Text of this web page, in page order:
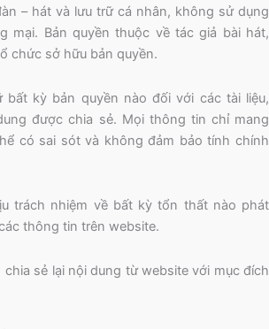
– hát và lưu trữ cá nhân, không sử dụng
mại. Bản quyền thuộc về tác giả bài hát,
chức sở hữu bản quyền.
bất kỳ bản quyền nào đối với các tài liệu,
được chia sẻ. Mọi thông tin chỉ mang
có sai sót và không đảm bảo tính chính
trách nhiệm về bất kỳ tổn thất nào phát
thông tin trên website.
chia sẻ lại nội dung từ website với mục đích